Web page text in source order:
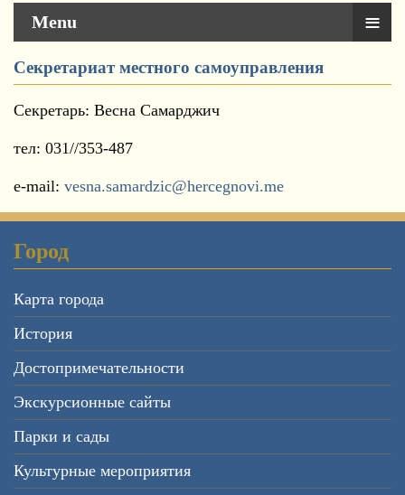
Menu ≡
Секретариат местного самоуправления
Секретарь: Весна Самарджич
тел: 031//353-487
е-mail: vesna.samardzic@hercegnovi.me
Город
Карта города
История
Достопримечательности
Экскурсионные сайты
Парки и сады
Культурные мероприятия